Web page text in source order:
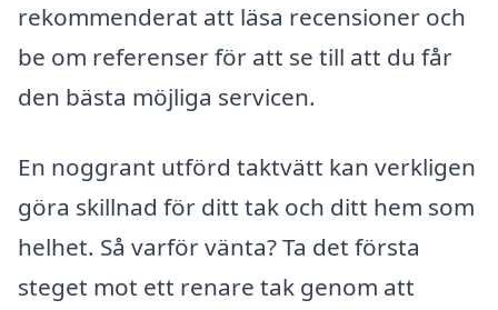
rekommenderat att läsa recensioner och
be om referenser för att se till att du får
den bästa möjliga servicen.
En noggrant utförd taktvätt kan verkligen
göra skillnad för ditt tak och ditt hem som
helhet. Så varför vänta? Ta det första
steget mot ett renare tak genom att